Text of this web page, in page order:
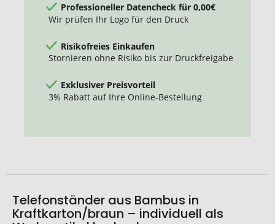
Professioneller Datencheck für 0,00€
Wir prüfen Ihr Logo für den Druck
Risikofreies Einkaufen
Stornieren ohne Risiko bis zur Druckfreigabe
Exklusiver Preisvorteil
3% Rabatt auf Ihre Online-Bestellung
Telefonständer aus Bambus in
Kraftkarton/braun – individuell als